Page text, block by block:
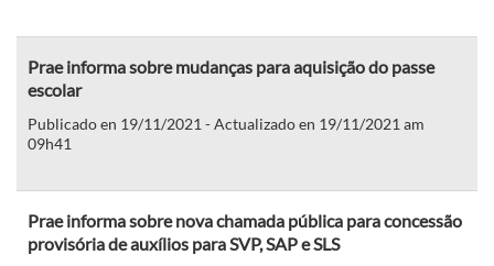
Prae informa sobre mudanças para aquisição do passe
escolar
Publicado en 19/11/2021 - Actualizado en 19/11/2021 am
09h41
Prae informa sobre nova chamada pública para concessão
provisória de auxílios para SVP, SAP e SLS